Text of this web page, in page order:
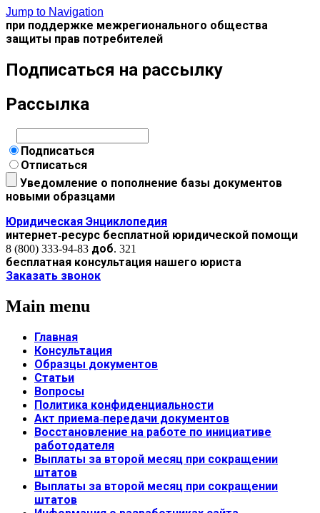
Jump to Navigation
при поддержке межрегионального общества
защиты прав потребителей
Подписаться на рассылку
Рассылка
Подписаться
Отписаться
Уведомление о пополнение базы документов
новыми образцами
Юридическая Энциклопедия
интернет-ресурс бесплатной юридической помощи
8 (800) 333-94-83 доб. 321
бесплатная консультация нашего юриста
Заказать звонок
Main menu
Главная
Консультация
Образцы документов
Статьи
Вопросы
Политика конфиденциальности
Акт приема-передачи документов
Восстановление на работе по инициативе
работодателя
Выплаты за второй месяц при сокращении
штатов
Выплаты за второй месяц при сокращении
штатов